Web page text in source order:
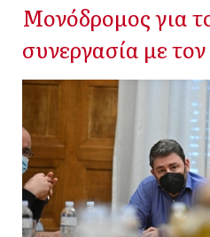
Μονόδρομος για
συνεργασία με